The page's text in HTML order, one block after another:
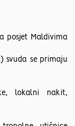
posjet Maldivima
svuda se primaju
lokalni nakit,